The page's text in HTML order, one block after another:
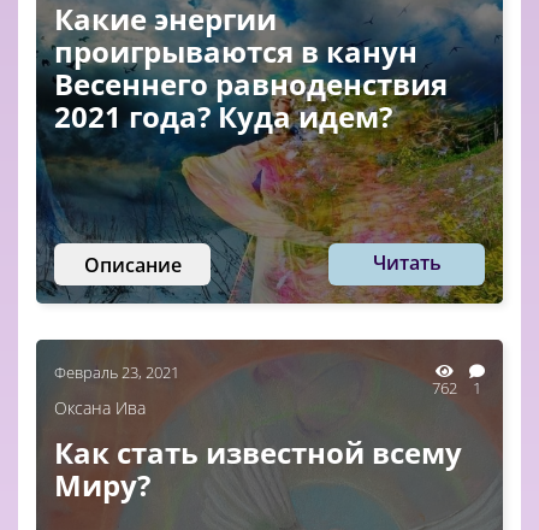
Какие энергии
проигрываются в канун
Весеннего равноденствия
2021 года? Куда идем?
Описание Читать
Февраль 23, 2021
762 1
Оксана Ива
Как стать известной всему
Миру?